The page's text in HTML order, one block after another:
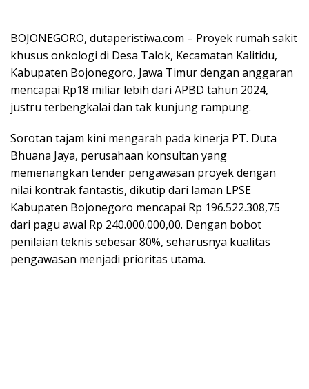
BOJONEGORO, dutaperistiwa.com – Proyek rumah sakit
khusus onkologi di Desa Talok, Kecamatan Kalitidu,
Kabupaten Bojonegoro, Jawa Timur dengan anggaran
mencapai Rp18 miliar lebih dari APBD tahun 2024,
justru terbengkalai dan tak kunjung rampung.
Sorotan tajam kini mengarah pada kinerja PT. Duta
Bhuana Jaya, perusahaan konsultan yang
memenangkan tender pengawasan proyek dengan
nilai kontrak fantastis, dikutip dari laman LPSE
Kabupaten Bojonegoro mencapai Rp 196.522.308,75
dari pagu awal Rp 240.000.000,00. Dengan bobot
penilaian teknis sebesar 80%, seharusnya kualitas
pengawasan menjadi prioritas utama.